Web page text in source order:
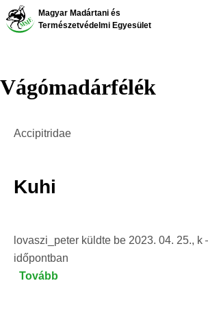
Ugrás
Magyar Madártani és
Természetvédelmi Egyesület
Vágómadárfélék
Accipitridae
Kuhi
lovaszi_peter küldte be 2023. 04. 25., k
időpontban
Tovább